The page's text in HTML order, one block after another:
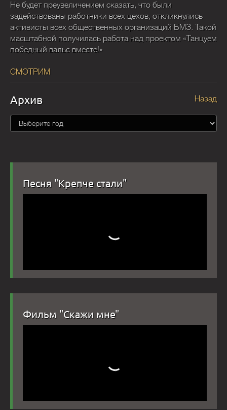
Не будет преувеличением сказать, что были
задействованы работники всех цехов, откликнулись
активисты всех общественных организаций БМЗ. Такой
масштабной получилась работа над проектом «Танцуем
победный вальс вместе!»
СМОТРИМ
Назад
Архив
Песня "Крепче стали"
Фильм "Скажи мне"